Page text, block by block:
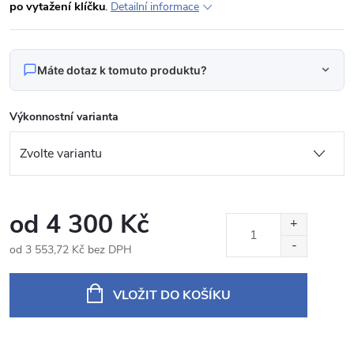
po vytažení klíčku. Detailní informace
Máte dotaz k tomuto produktu?
Napište nám svůj dotaz
Odpovídáme v pracovní dny do 24 hodin na váš e‑mail.
Výkonnostní varianta
od 4 300 Kč
od 3 553,72 Kč bez DPH
VLOŽIT DO KOŠÍKU